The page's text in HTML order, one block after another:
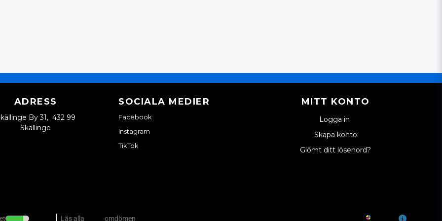
ADRESS
By 31, 432 99
Skällinge
SOCIALA MEDIER
Facebook
Instagram
TikTok
MITT KONTO
Logga in
Skapa konto
Glömt ditt lösenord?